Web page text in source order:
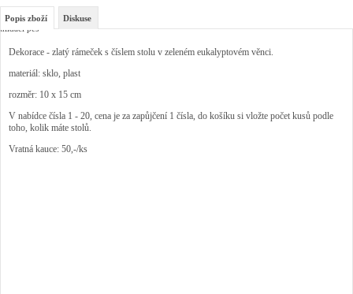
hlídací pes
Popis zboží Diskuse
Dekorace - zlatý rámeček s číslem stolu v zeleném eukalyptovém věnci.
materiál: sklo, plast
rozměr: 10 x 15 cm
V nabídce čísla 1 - 20, cena je za zapůjčení 1 čísla, do košíku si vložte počet kusů podle
toho, kolik máte stolů.
Vratná kauce: 50,-/ks